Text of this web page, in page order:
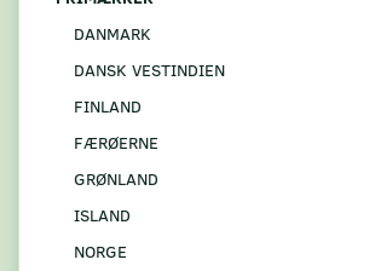
DANMARK
DANSK VESTINDIEN
FINLAND
FÆRØERNE
GRØNLAND
ISLAND
NORGE